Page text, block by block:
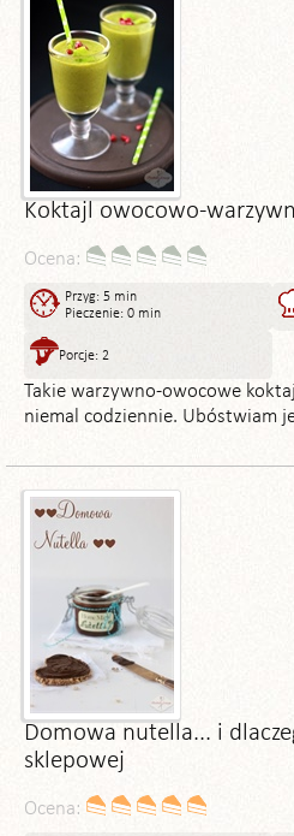
Koktajl owocowo-
Ocena:
Przyg: 5 min
Pieczenie: 0 min
Porcje: 2
Takie warzywno-owocowe
niemal codziennie. Ubóstwiam
Domowa nutella... i
sklepowej
Ocena: